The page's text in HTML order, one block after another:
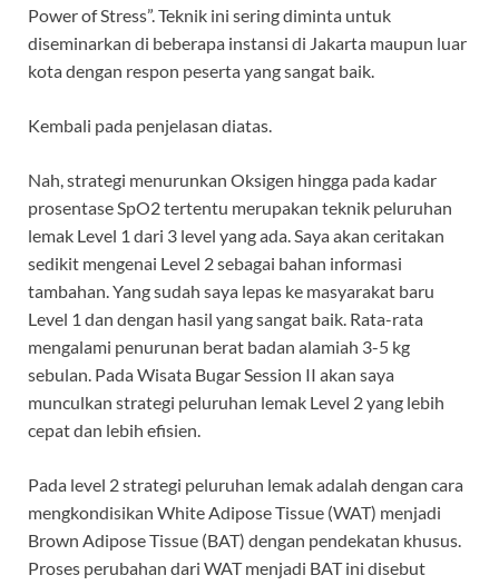
Power of Stress”. Teknik ini sering diminta untuk
diseminarkan di beberapa instansi di Jakarta maupun luar
kota dengan respon peserta yang sangat baik.
Kembali pada penjelasan diatas.
Nah, strategi menurunkan Oksigen hingga pada kadar
prosentase SpO2 tertentu merupakan teknik peluruhan
lemak Level 1 dari 3 level yang ada. Saya akan ceritakan
sedikit mengenai Level 2 sebagai bahan informasi
tambahan. Yang sudah saya lepas ke masyarakat baru
Level 1 dan dengan hasil yang sangat baik. Rata-rata
mengalami penurunan berat badan alamiah 3-5 kg
sebulan. Pada Wisata Bugar Session II akan saya
munculkan strategi peluruhan lemak Level 2 yang lebih
cepat dan lebih efisien.
Pada level 2 strategi peluruhan lemak adalah dengan cara
mengkondisikan White Adipose Tissue (WAT) menjadi
Brown Adipose Tissue (BAT) dengan pendekatan khusus.
Proses perubahan dari WAT menjadi BAT ini disebut